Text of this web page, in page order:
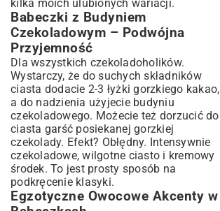
kilka moich ulubionych wariacji.
Babeczki z Budyniem
Czekoladowym – Podwójna
Przyjemność
Dla wszystkich czekoladoholików.
Wystarczy, że do suchych składników
ciasta dodacie 2-3 łyżki gorzkiego kakao,
a do nadzienia użyjecie budyniu
czekoladowego. Możecie też dorzucić do
ciasta garść posiekanej gorzkiej
czekolady. Efekt? Obłędny. Intensywnie
czekoladowe, wilgotne ciasto i kremowy
środek. To jest prosty sposób na
podkręcenie klasyki.
Egzotyczne Owocowe Akcenty w